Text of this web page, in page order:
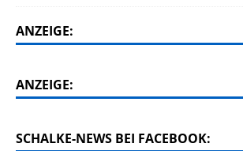
ANZEIGE:
ANZEIGE:
SCHALKE-NEWS BEI FACEBOOK: